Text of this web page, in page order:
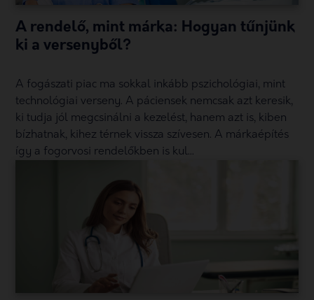
A rendelő, mint márka: Hogyan tűnjünk
ki a versenyből?
A fogászati piac ma sokkal inkább pszichológiai, mint
technológiai verseny. A páciensek nemcsak azt keresik,
ki tudja jól megcsinálni a kezelést, hanem azt is, kiben
bízhatnak, kihez térnek vissza szívesen. A márkaépítés
így a fogorvosi rendelőkben is kul...